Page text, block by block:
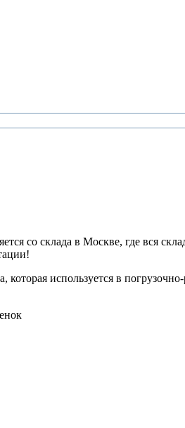
со склада в Москве, где вся
используется в